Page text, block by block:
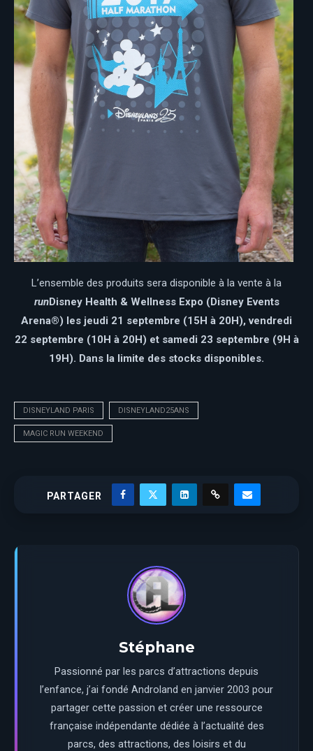
L’ensemble des produits sera disponible à la vente à la
runDisney Health & Wellness Expo (Disney Events
Arena®) les jeudi 21 septembre (15H à 20H), vendredi
22 septembre (10H à 20H) et samedi 23 septembre (9H à
19H). Dans la limite des stocks disponibles.
DISNEYLAND PARIS DISNEYLAND25ANS
MAGIC RUN WEEKEND
PARTAGER
Stéphane
Passionné par les parcs d’attractions depuis
l’enfance, j’ai fondé Androland en janvier 2003 pour
partager cette passion et créer une ressource
française indépendante dédiée à l’actualité des
parcs, des attractions, des loisirs et du